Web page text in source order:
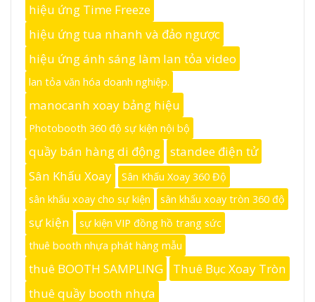
hiệu ứng Time Freeze
hiệu ứng tua nhanh và đảo ngược
hiệu ứng ánh sáng làm lan tỏa video
lan tỏa văn hóa doanh nghiệp.
manocanh xoay bảng hiệu
Photobooth 360 độ sự kiện nội bộ
quầy bán hàng di động
standee điện tử
Sân Khấu Xoay
Sân Khấu Xoay 360 Độ
sân khấu xoay cho sự kiện
sân khấu xoay tròn 360 độ
sự kiện
sự kiện VIP đồng hồ trang sức
thuê booth nhựa phát hàng mẫu
thuê BOOTH SAMPLING
Thuê Bục Xoay Tròn
thuê quầy booth nhựa